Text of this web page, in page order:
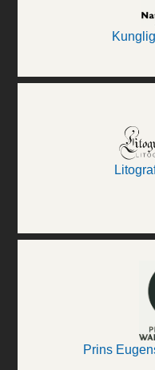
Prins